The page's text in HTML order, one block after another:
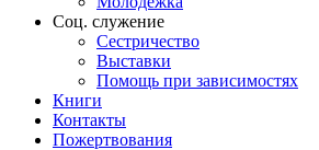
Соц. служение
Сестричество
Выставки
Помощь при зависимостях
Книги
Контакты
Пожертвования